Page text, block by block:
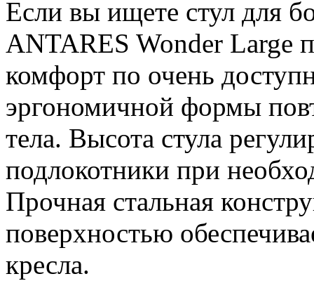
Если вы ищете стул для
ANTARES Wonder Large
комфорт по очень
эргономичной формы
тела. Высота стула
подлокотники при
Прочная стальная
поверхностью
кресла.